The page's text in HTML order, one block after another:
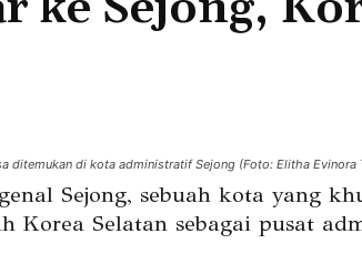
ditemukan di kota administratif Sejong (Foto: Elitha Evinora
Sejong, sebuah kota yang
Korea Selatan sebagai pusat